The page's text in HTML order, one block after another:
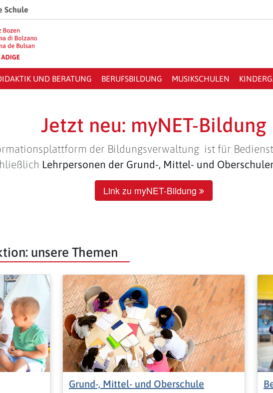
Schule
UND BERATUNG BERUFSBILDUNG MUSIKSCHULEN
Jetzt neu: myNET-Bildung
der Bildungsverwaltung ist für
Lehrpersonen der Grund-, Mittel- und
Link zu myNET-Bildung
unsere Themen
Grund-, Mittel- und Oberschule